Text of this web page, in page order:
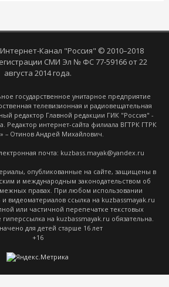
Канал "Россия" © 2010–2018
СМИ Эл № ФС 77-59166 от 22
августа 2014 года.
государственное унитарное предприятие
телевизионная и радиовещательная
редактор Главной редакции ГИК "Россия" -
Редактор интернет-сайта филиала ВГТРК ГТРК
– Отинов Андрей Михайлович.
почта: kuzbass.mayak@yandex.ru
опубликованные на сайте, защищены в
и международным законодательством об
правах. При любом использовании
видеоматериалов ссылка на kuzbassmayak.ru
или частичной перепечатке текстовых
на kuzbassmayak.ru обязательна.
для детей старше 16 лет
+16